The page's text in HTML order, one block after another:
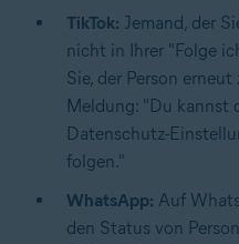
TikTok: Jemand, der
nicht in Ihrer "Folge
Sie, der Person
Meldung: "Du kannst
Datenschutz-
folgen."
WhatsApp: Auf
den Status von